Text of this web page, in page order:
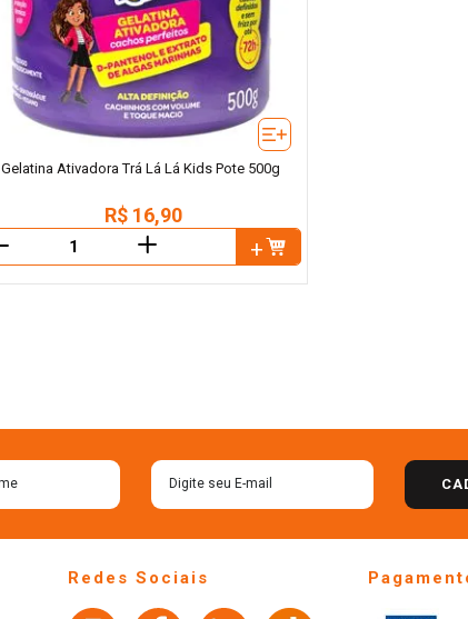
Gelatina Ativadora Trá Lá Lá Kids Pote 500g
R$ 16,90
＋
Redes Sociais